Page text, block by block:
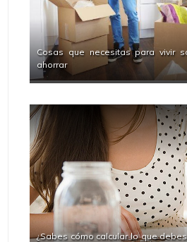
Cosas que necesitas para vivir
ahorrar
¿Sabes cómo calcular lo que